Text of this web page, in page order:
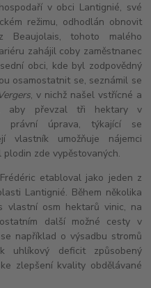
v obci Lantignié, své
režimu, odhodlán obnovit
Beaujolais, tohoto malého
zahájil coby zaměstnanec
obci, kde byl zodpovědný
osamostatnit se, seznámil se
, v nichž našel vstřícné a
aby převzal tři hektary v
úprava, týkající se
vlastník umožňuje nájemci
zde vypěstovaných.
etabloval jako jeden z
Lantignié. Během několika
vlastní osm hektarů vinic, na
další možné cesty v
například o výsadbu stromů
uhlíkový deficit způsobený
zlepšení kvality obdělávané